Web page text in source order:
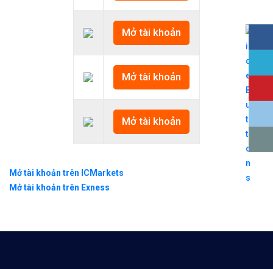
Mở tài khoản
Mở tài khoản
Mở tài khoản
Mở tài khoản trên ICMarkets
Mở tài khoản trên Exness